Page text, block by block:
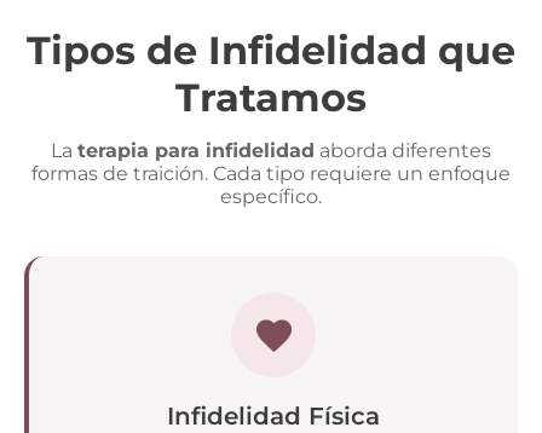
Tipos de Infidelidad que
Tratamos
La terapia para infidelidad aborda diferentes
formas de traición. Cada tipo requiere un enfoque
específico.
Infidelidad Física